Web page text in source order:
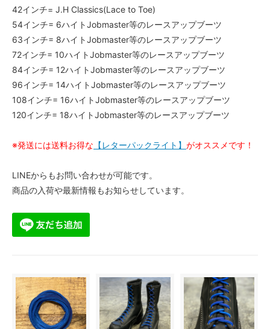
42インチ= J.H Classics(Lace to Toe)
54インチ= 6ハイトJobmaster等のレースアップブーツ
63インチ= 8ハイトJobmaster等のレースアップブーツ
72インチ= 10ハイトJobmaster等のレースアップブーツ
84インチ= 12ハイトJobmaster等のレースアップブーツ
96インチ= 14ハイトJobmaster等のレースアップブーツ
108インチ= 16ハイトJobmaster等のレースアップブーツ
120インチ= 18ハイトJobmaster等のレースアップブーツ
※発送には送料お得な 【レターパックライト】 がオススメです！
LINEからもお問い合わせが可能です。
商品の入荷や最新情報もお知らせしています。